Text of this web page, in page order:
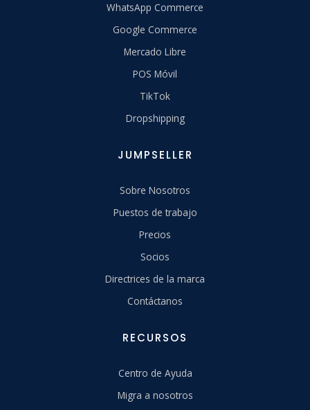
WhatsApp Commerce
Google Commerce
Mercado Libre
POS Móvil
TikTok
Dropshipping
JUMPSELLER
Sobre Nosotros
Puestos de trabajo
Precios
Socios
Directrices de la marca
Contáctanos
RECURSOS
Centro de Ayuda
Migra a nosotros